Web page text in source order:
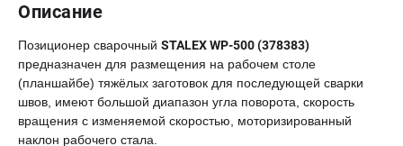
Описание
Позиционер сварочный STALEX WP-500 (378383)
предназначен для размещения на рабочем столе
(планшайбе) тяжёлых заготовок для последующей сварки
швов, имеют большой диапазон угла поворота, скорость
вращения с изменяемой скоростью, моторизированный
наклон рабочего стала.